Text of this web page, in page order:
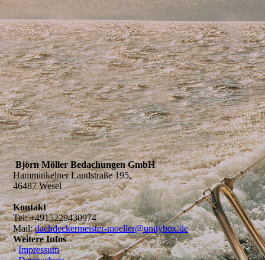
Björn Möller Bedachungen GmbH
Hamminkelner Landstraße 195,
46487 Wesel
Kontakt
Tel: +4915229430974
Mail:dachdeckermeister-moeller@unitybox.de
Weitere Infos
›Impressum